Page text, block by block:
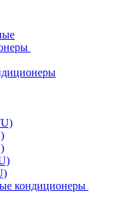
кондиционеры